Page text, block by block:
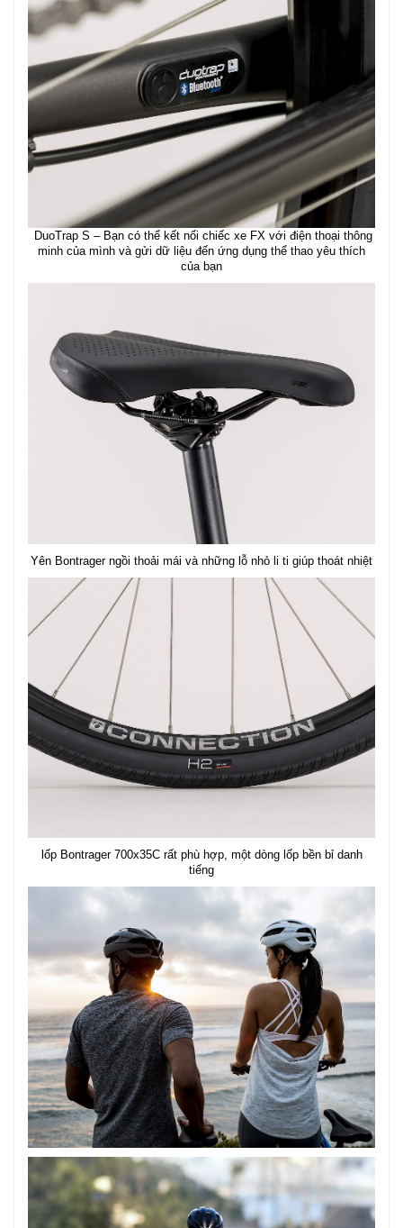
DuoTrap S – Bạn có thể kết nối chiếc xe FX với điện thoại thông
minh của mình và gửi dữ liệu đến ứng dụng thể thao yêu thích
của bạn
Yên Bontrager ngồi thoải mái và những lỗ nhỏ li ti giúp thoát nhiệt
lốp Bontrager 700x35C rất phù hợp, một dòng lốp bền bỉ danh
tiếng